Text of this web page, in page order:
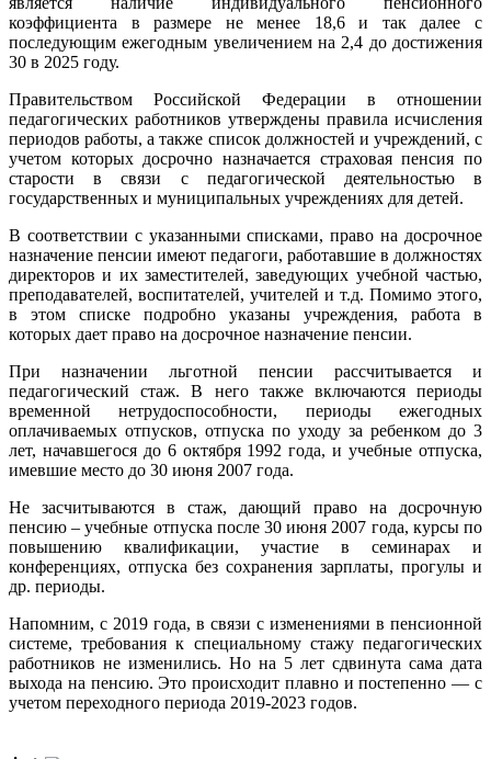
коэффициента в размере не менее 18,6 и так далее с
последующим ежегодным увеличением на 2,4 до достижения
30 в 2025 году.
Правительством Российской Федерации в отношении
педагогических работников утверждены правила исчисления
периодов работы, а также список должностей и учреждений, с
учетом которых досрочно назначается страховая пенсия по
старости в связи с педагогической деятельностью в
государственных и муниципальных учреждениях для детей.
В соответствии с указанными списками, право на досрочное
назначение пенсии имеют педагоги, работавшие в должностях
директоров и их заместителей, заведующих учебной частью,
преподавателей, воспитателей, учителей и т.д. Помимо этого,
в этом списке подробно указаны учреждения, работа в
которых дает право на досрочное назначение пенсии.
При назначении льготной пенсии рассчитывается и
педагогический стаж. В него также включаются периоды
временной нетрудоспособности, периоды ежегодных
оплачиваемых отпусков, отпуска по уходу за ребенком до 3
лет, начавшегося до 6 октября 1992 года, и учебные отпуска,
имевшие место до 30 июня 2007 года.
Не засчитываются в стаж, дающий право на досрочную
пенсию – учебные отпуска после 30 июня 2007 года, курсы по
повышению квалификации, участие в семинарах и
конференциях, отпуска без сохранения зарплаты, прогулы и
др. периоды.
Напомним, с 2019 года, в связи с изменениями в пенсионной
системе, требования к специальному стажу педагогических
работников не изменились. Но на 5 лет сдвинута сама дата
выхода на пенсию. Это происходит плавно и постепенно — с
учетом переходного периода 2019-2023 годов.